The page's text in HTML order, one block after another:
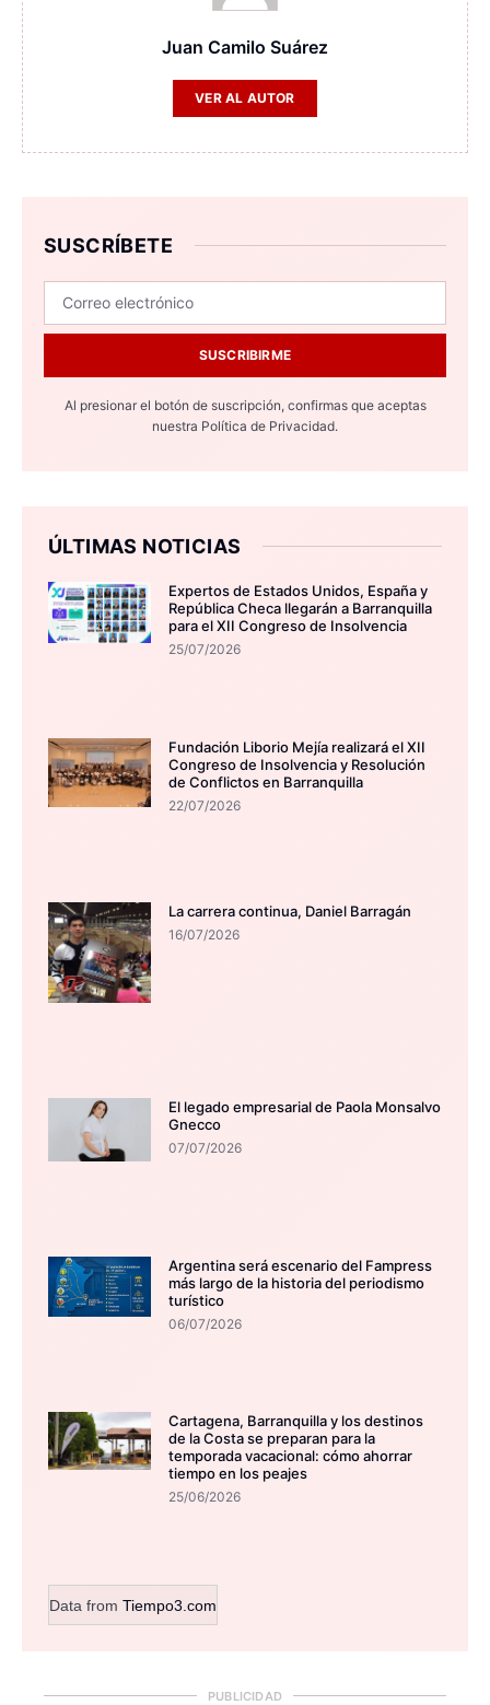
Juan Camilo Suárez
VER AL AUTOR
SUSCRÍBETE
SUSCRIBIRME
Al presionar el botón de suscripción, confirmas que aceptas
nuestra Política de Privacidad.
ÚLTIMAS NOTICIAS
Expertos de Estados Unidos, España y
República Checa llegarán a Barranquilla
para el XII Congreso de Insolvencia
25/07/2026
Fundación Liborio Mejía realizará el XII
Congreso de Insolvencia y Resolución
de Conflictos en Barranquilla
22/07/2026
La carrera continua, Daniel Barragán
16/07/2026
El legado empresarial de Paola Monsalvo
Gnecco
07/07/2026
Argentina será escenario del Fampress
más largo de la historia del periodismo
turístico
06/07/2026
Cartagena, Barranquilla y los destinos
de la Costa se preparan para la
temporada vacacional: cómo ahorrar
tiempo en los peajes
25/06/2026
Data from Tiempo3.com
PUBLICIDAD